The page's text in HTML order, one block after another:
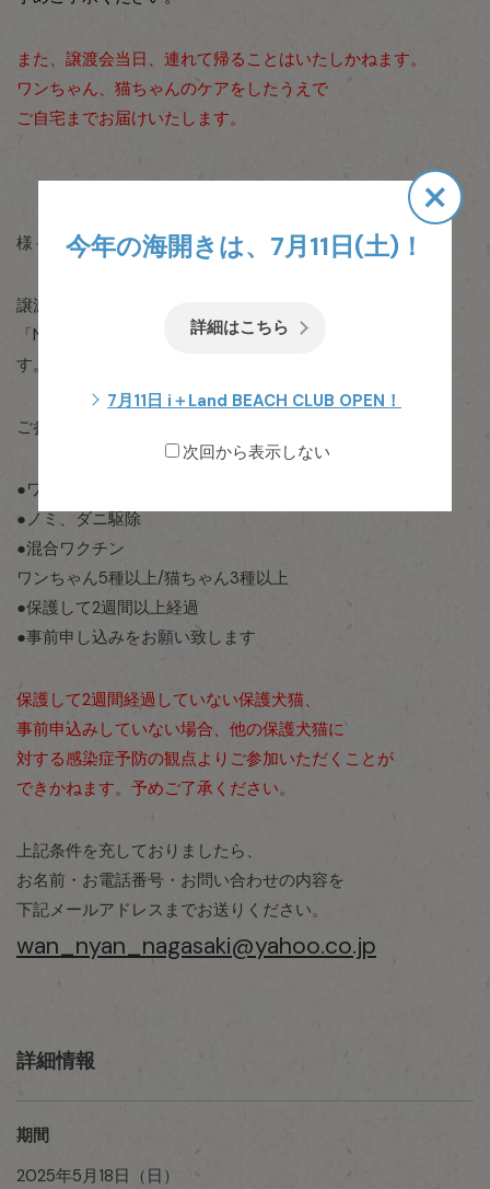
また、譲渡会当日、連れて帰ることはいたしかねます。
ワンちゃん、猫ちゃんのケアをしたうえで
ご自宅までお届けいたします。
様々な動物保護団体の方との共同で開催いたします。
譲渡会に参加をご希望の動物保護をされている方
「NPO法人 わんにゃん会」よりご連絡をさせていただきま
す。
ご参加については、下記5点が必須条件となります。
●ワンちゃん、猫ちゃんの検便
●ノミ、ダニ駆除
●混合ワクチン
ワンちゃん5種以上/猫ちゃん3種以上
●保護して2週間以上経過
●事前申し込みをお願い致します
保護して2週間経過していない保護犬猫、
事前申込みしていない場合、他の保護犬猫に
対する感染症予防の観点よりご参加いただくことが
できかねます。予めご了承ください。
上記条件を充しておりましたら、
お名前・お電話番号・お問い合わせの内容を
下記メールアドレスまでお送りください。
wan_nyan_nagasaki@yahoo.co.jp
詳細情報
期間
2025年5月18日（日）
今年の海開きは、7月11日(土)！
詳細はこちら
7月11日 i＋Land BEACH CLUB OPEN！
次回から表示しない
×